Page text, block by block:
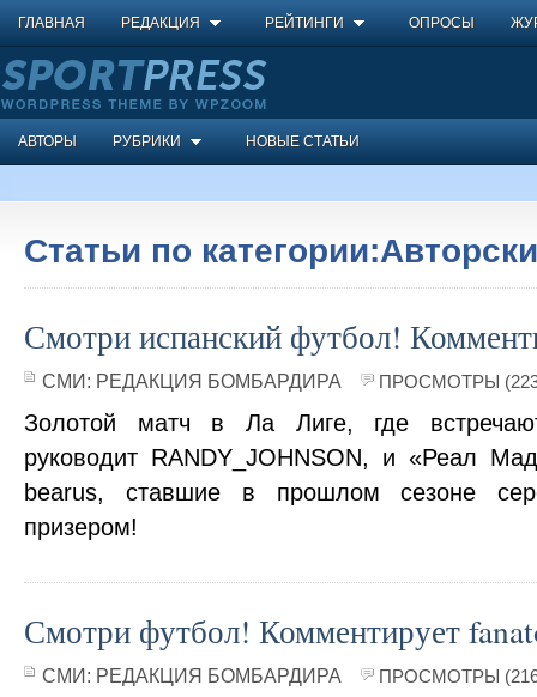
ГЛАВНАЯ РЕДАКЦИЯ РЕЙТИНГИ ОПРОСЫ
АВТОРЫ РУБРИКИ НОВЫЕ СТАТЬИ
Статьи по
Смотри испанский футбол!
СМИ: РЕДАКЦИЯ БОМБАРДИРА ПРОСМОТРЫ
Золотой матч в Ла Лиге, где
руководит RANDY_JOHNSON, и «Реал
bearus, ставшие в прошлом сезоне
призером!
Смотри футбол! Комментирует
СМИ: РЕДАКЦИЯ БОМБАРДИРА ПРОСМОТРЫ